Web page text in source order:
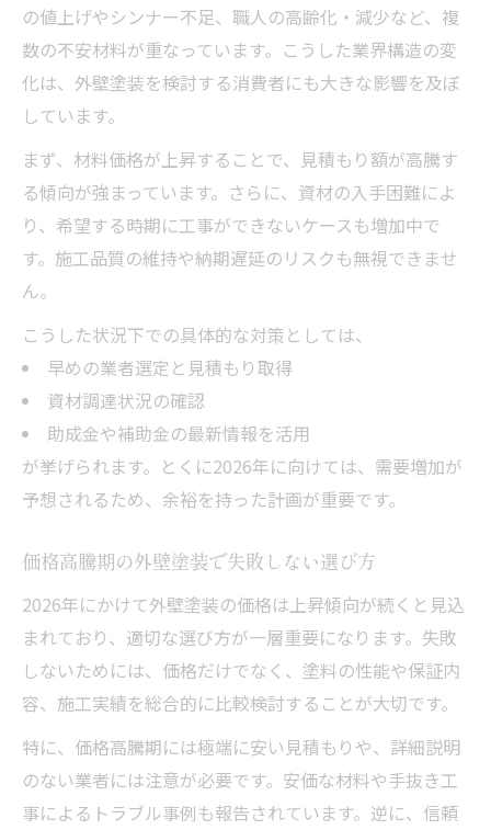
の値上げやシンナー不足、職人の高齢化・減少など、複
数の不安材料が重なっています。こうした業界構造の変
化は、外壁塗装を検討する消費者にも大きな影響を及ぼ
しています。
まず、材料価格が上昇することで、見積もり額が高騰す
る傾向が強まっています。さらに、資材の入手困難によ
り、希望する時期に工事ができないケースも増加中で
す。施工品質の維持や納期遅延のリスクも無視できませ
ん。
こうした状況下での具体的な対策としては、
早めの業者選定と見積もり取得
資材調達状況の確認
助成金や補助金の最新情報を活用
が挙げられます。とくに2026年に向けては、需要増加が
予想されるため、余裕を持った計画が重要です。
価格高騰期の外壁塗装で失敗しない選び方
2026年にかけて外壁塗装の価格は上昇傾向が続くと見込
まれており、適切な選び方が一層重要になります。失敗
しないためには、価格だけでなく、塗料の性能や保証内
容、施工実績を総合的に比較検討することが大切です。
特に、価格高騰期には極端に安い見積もりや、詳細説明
のない業者には注意が必要です。安価な材料や手抜き工
事によるトラブル事例も報告されています。逆に、信頼